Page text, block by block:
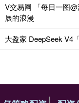
V交易网 「每日一图
展的浪漫
大盈家 DeepSeek V4